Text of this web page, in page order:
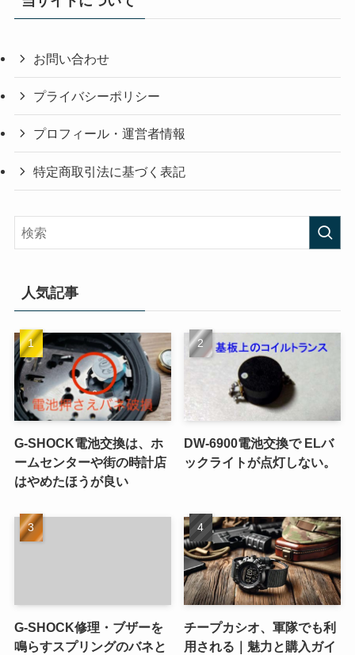
お問い合わせ
プライバシーポリシー
プロフィール・運営者情報
特定商取引法に基づく表記
人気記事
G-SHOCK電池交換は、ホ
ームセンターや街の時計店
はやめたほうが良い
DW-6900電池交換で ELバ
ックライトが点灯しない。
G-SHOCK修理・ブザーを
鳴らすスプリングのバネと
チープカシオ、軍隊でも利
用される｜魅力と購入ガイ